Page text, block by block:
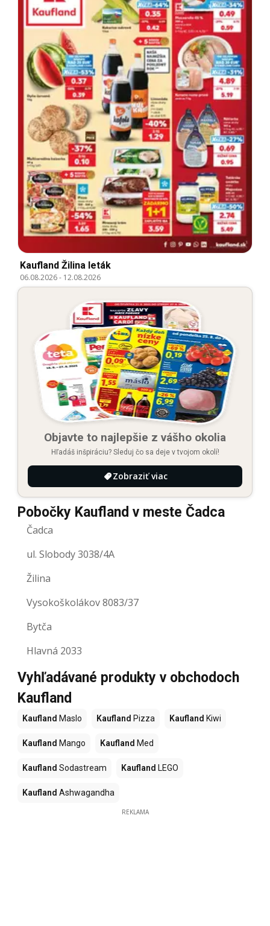
Kaufland Žilina leták
06.08.2026- 12.08.2026
Objavte to najlepšie z vášho okolia
Hľadáš inšpiráciu? Sleduj čo sa deje v tvojom okolí!
Zobraziť viac
Pobočky Kaufland v meste Čadca
Čadca
ul. Slobody 3038/4A
Žilina
Vysokoškolákov 8083/37
Bytča
Hlavná 2033
Vyhľadávané produkty v obchodoch
Kaufland
Kaufland Maslo Kaufland Pizza Kaufland Kiwi
Kaufland Mango Kaufland Med
Kaufland Sodastream Kaufland LEGO
Kaufland Ashwagandha
REKLAMA